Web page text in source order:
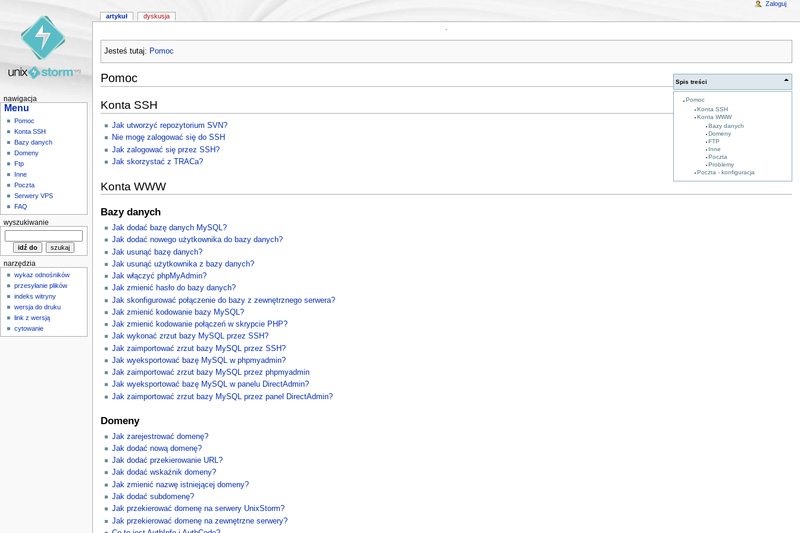
Jesteś tutaj: Pomoc
Spis treści
Pomoc
Konta SSH
Konta WWW
Bazy danych
Domeny
FTP
Inne
Poczta
Problemy
Poczta - konfiguracja
Pomoc
Konta SSH
Jak utworzyć repozytorium SVN?
Nie mogę zalogować się do SSH
Jak zalogować się przez SSH?
Jak skorzystać z TRACa?
Konta WWW
Bazy danych
Jak dodać bazę danych MySQL?
Jak dodać nowego użytkownika do bazy danych?
Jak usunąć bazę danych?
Jak usunąć użytkownika z bazy danych?
Jak włączyć phpMyAdmin?
Jak zmienić hasło do bazy danych?
Jak skonfigurować połączenie do bazy z zewnętrznego serwera?
Jak zmienić kodowanie bazy MySQL?
Jak zmienić kodowanie połączeń w skrypcie PHP?
Jak wykonać zrzut bazy MySQL przez SSH?
Jak zaimportować zrzut bazy MySQL przez SSH?
Jak wyeksportować bazę MySQL w phpmyadmin?
Jak zaimportować zrzut bazy MySQL przez phpmyadmin
Jak wyeksportować bazę MySQL w panelu DirectAdmin?
Jak zaimportować zrzut bazy MySQL przez panel DirectAdmin?
Domeny
Jak zarejestrować domenę?
Jak dodać nową domenę?
Jak dodać przekierowanie URL?
Jak dodać wskaźnik domeny?
Jak zmienić nazwę istniejącej domeny?
Jak dodać subdomenę?
Jak przekierować domenę na serwery UnixStorm?
Jak przekierować domenę na zewnętrzne serwery?
artykuł dyskusja
Zaloguj
nawigacja
Menu
Pomoc
Konta SSH
Bazy danych
Domeny
Ftp
Inne
Poczta
Serwery VPS
FAQ
wyszukiwanie
narzędzia
wykaz odnośników
przesyłanie plików
indeks witryny
wersja do druku
link z wersją
cytowanie